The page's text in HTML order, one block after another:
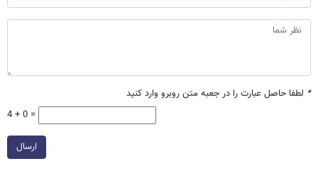
* لطفا حاصل عبارت را در جعبه متن روبرو وارد کنید
4 + 0 =
ارسال